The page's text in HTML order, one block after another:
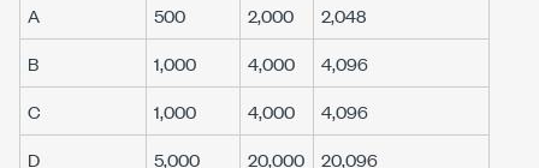
A 500 2,000
2,048
B
1,000 4,000
4,096
C
1,000 4,000
4,096
D
5,000 20,000
20,096